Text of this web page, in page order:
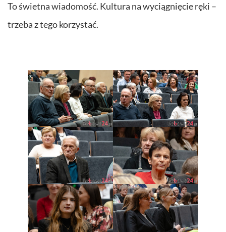
To świetna wiadomość. Kultura na wyciągnięcie ręki –
trzeba z tego korzystać.